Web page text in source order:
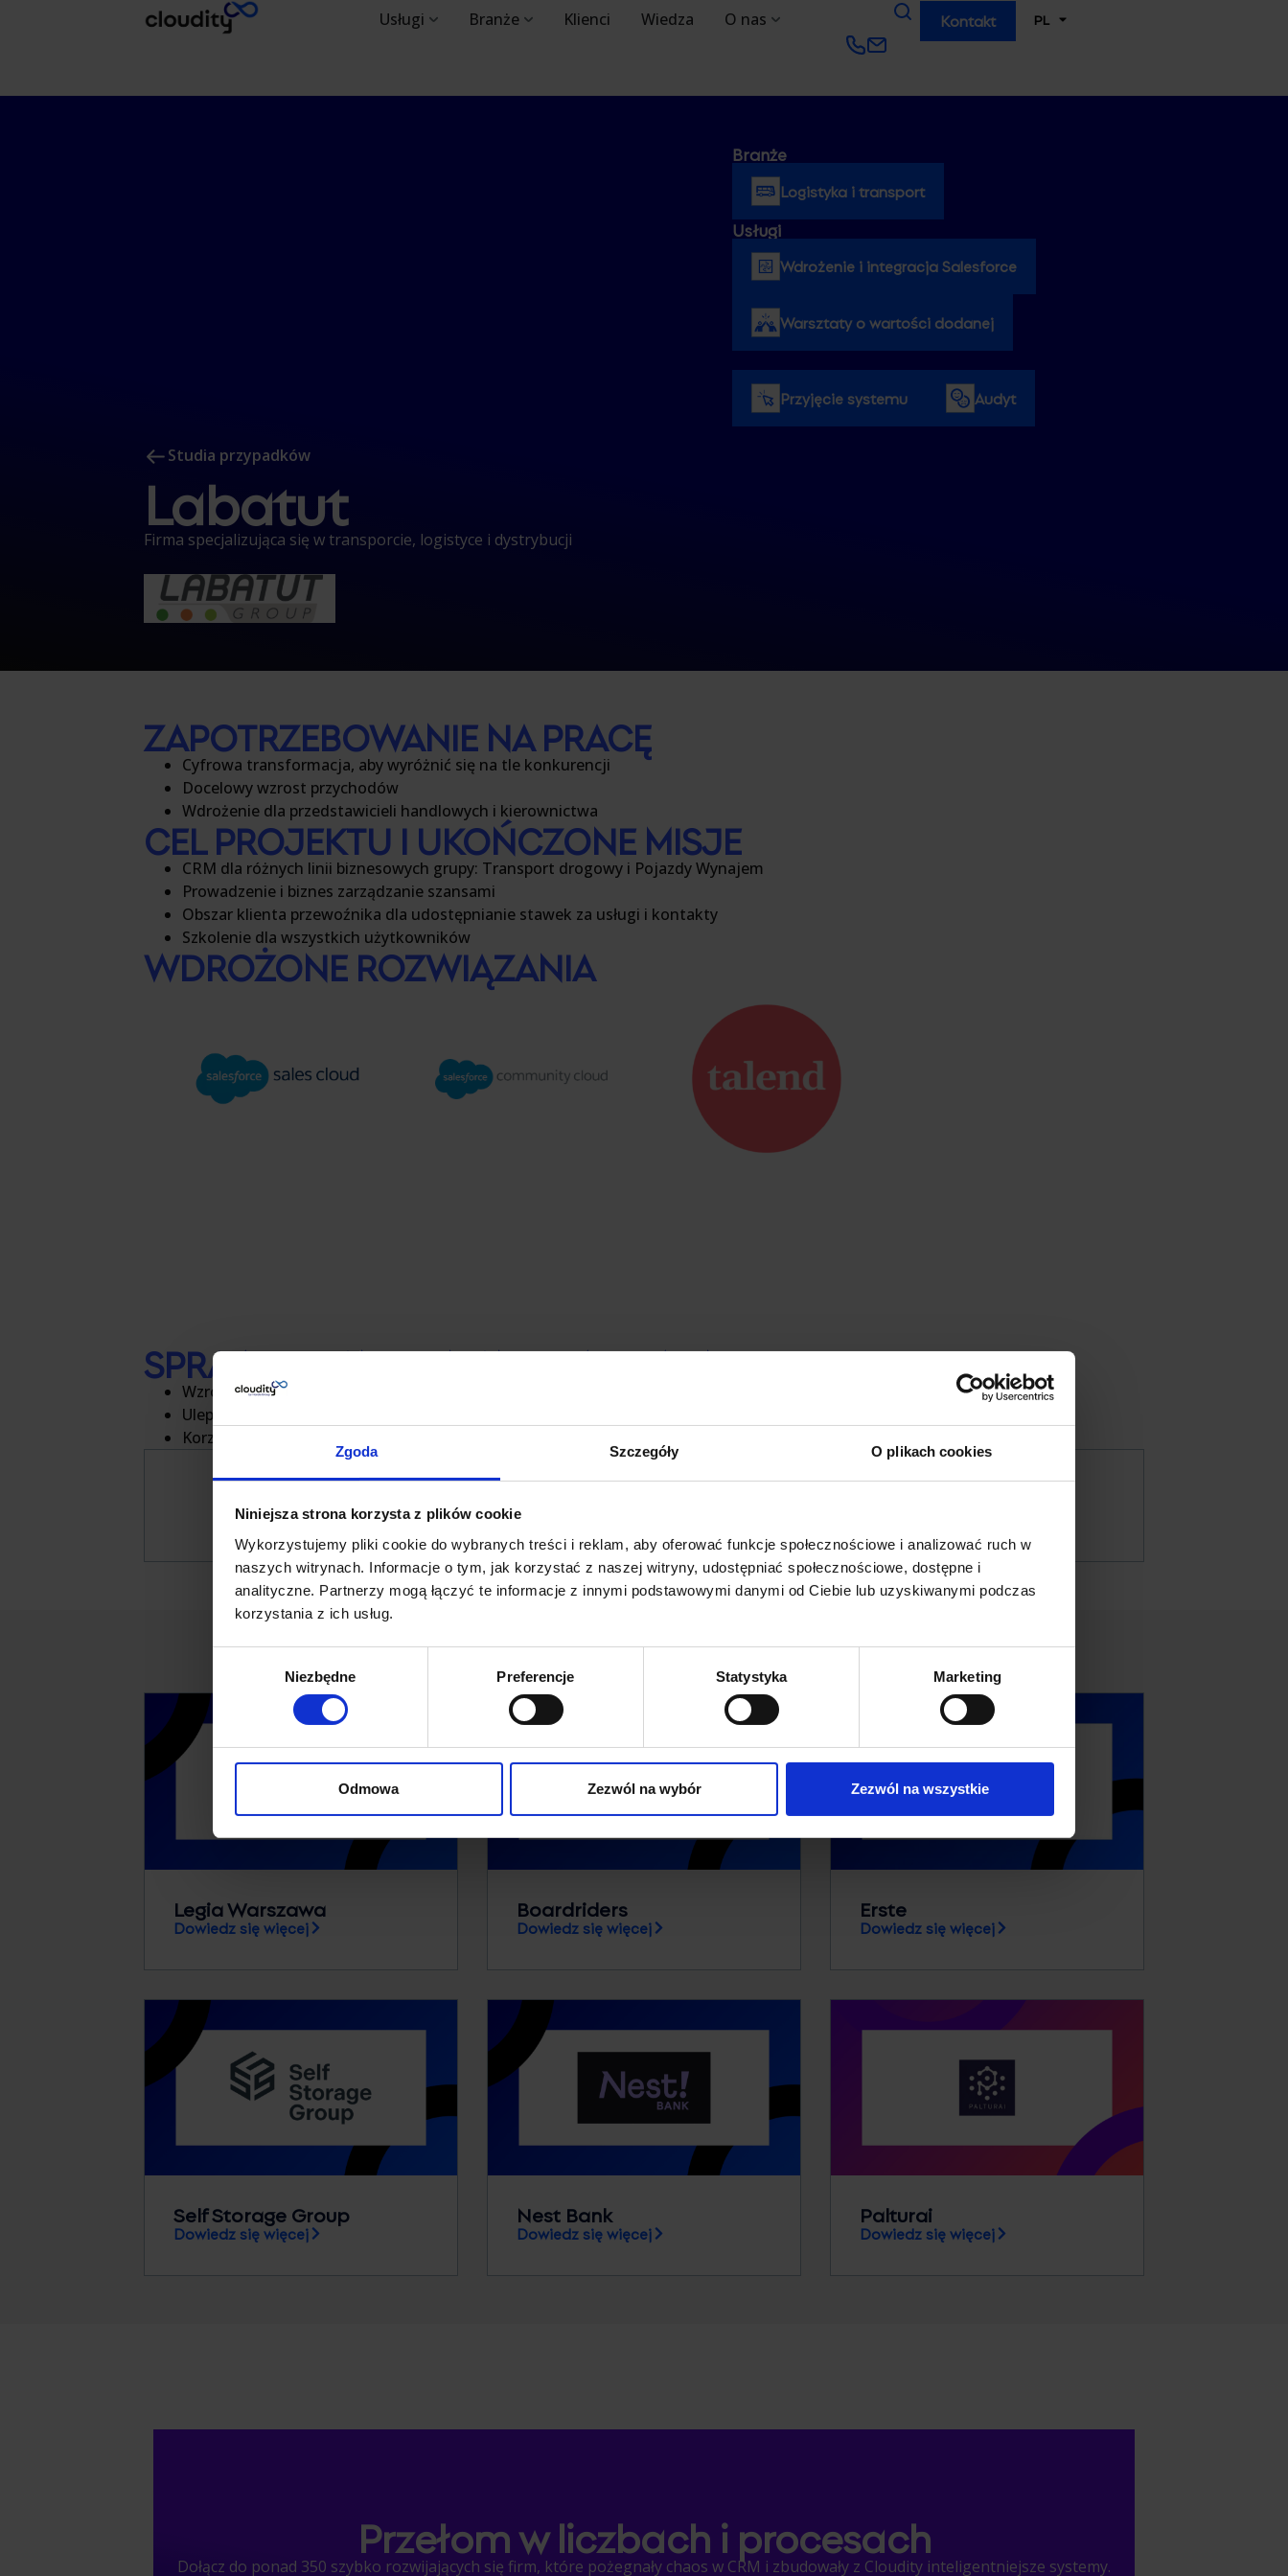
Zgoda Szczegóły O plikach cookies
Niniejsza strona korzysta z plików cookie
Wykorzystujemy pliki cookie do wybranych treści i reklam, aby oferować funkcje społecznościowe i analizować ruch w
naszych witrynach. Informacje o tym, jak korzystać z naszej witryny, udostępniać społecznościowe, dostępne i
analityczne. Partnerzy mogą łączyć te informacje z innymi podstawowymi danymi od Ciebie lub uzyskiwanymi podczas
korzystania z ich usług.
Niezbędne Preferencje Statystyka Marketing
Odmowa Zezwól na wybór Zezwól na wszystkie
Usługi Branże Klienci Wiedza O nas Kontakt PL
Studia przypadków
Labatut
Firma specjalizująca się w transporcie, logistyce i dystrybucji
Branże
Logistyka i transport
Usługi
Wdrożenie i integracja Salesforce
Warsztaty o wartości dodanej
Przyjęcie systemu Audyt
ZAPOTRZEBOWANIE NA PRACĘ
Cyfrowa transformacja, aby wyróżnić się na tle konkurencji
Docelowy wzrost przychodów
Wdrożenie dla przedstawicieli handlowych i kierownictwa
CEL PROJEKTU I UKOŃCZONE MISJE
CRM dla różnych linii biznesowych grupy: Transport drogowy i PojazdyWynajem
Prowadzenie i biznes zarządzanie szansami
Obszar klienta przewoźnika dla udostępnianie stawek za usługi i kontakty
Szkolenie dla wszystkich użytkowników
WDROŻONE ROZWIĄZANIA
SPRAWOZDANIE FINANSOWE I WYNIKI
Wzrost wydajności w zakresie odpowiedzi na zapytania ofertowe i
Ulepszone monitorowanie
Korzystanie z uproszczonych
Transport 60 Ogólnie
Więcej zasobów
Legia Warszawa
Dowiedz się więcej
Boardriders
Dowiedz się więcej
Erste
Dowiedz się więcej
Self Storage Group
Dowiedz się więcej
Nest Bank
Dowiedz się więcej
Palturai
Dowiedz się więcej
Przełom w liczbach i procesach
Dołącz do ponad 350 szybko rozwijających się firm, które pożegnały chaos w CRM i zbudowały z Cloudity inteligentniejsze systemy.